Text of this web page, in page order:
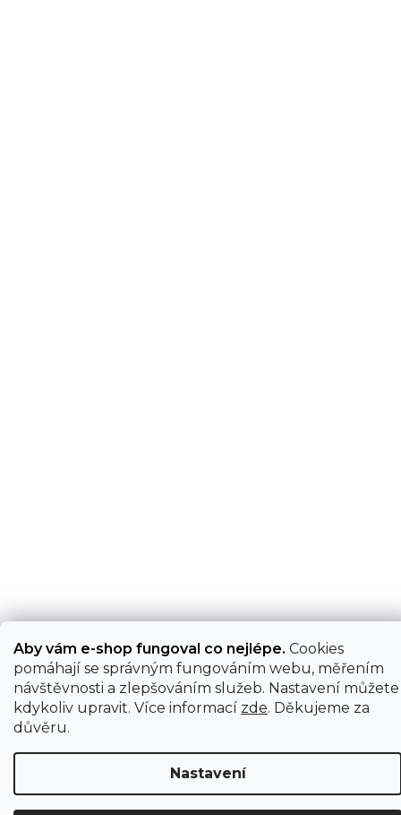
Aby vám e-shop fungoval co nejlépe. Cookies
pomáhají se správným fungováním webu, měřením
návštěvnosti a zlepšováním služeb. Nastavení můžete
kdykoliv upravit. Více informací zde. Děkujeme za
důvěru.
Nastavení